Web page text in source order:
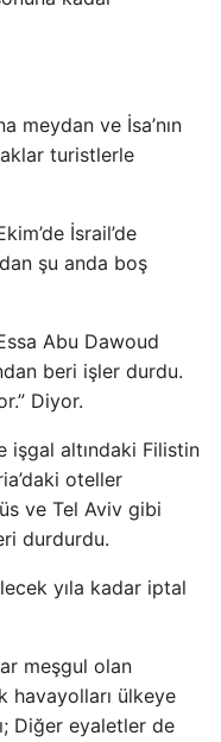
meydan ve İsa’nın
turistlerle
İsrail’de
şu anda boş
Abu Dawoud
beri işler durdu.
Diyor.
işgal altındaki Filistin
oteller
ve Tel Aviv gibi
durdurdu.
yıla kadar iptal
meşgul olan
havayolları ülkeye
Diğer eyaletler de